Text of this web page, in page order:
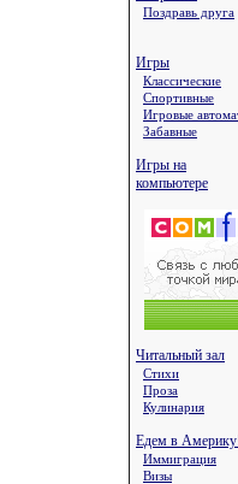
Поздравь друга
Игры
Классические
Спортивные
Игровые
Забавные
Игры на
компьютере
Читальный зал
Стихи
Проза
Кулинария
Едем в
Иммиграция
Визы